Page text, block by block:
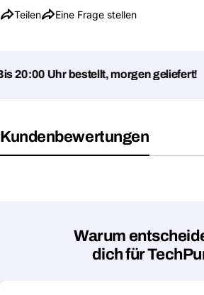
Teilen Eine Frage stellen
20:00 Uhr bestellt, morgen geliefert!
Kundenbewertungen
Warum
dich für